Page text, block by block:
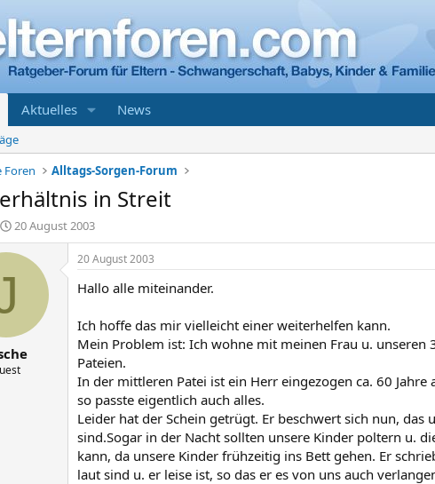
Aktuelles News
Foren
Alltags-Sorgen-Forum
in Streit
E
r
s
l
t
a
m
20 August 2003
20 August 2003
Hallo alle miteinander.
Ich hoffe das mir vielleicht einer weiterhelfen kann.
Mein Problem ist: Ich wohne mit meinen Frau u.
Pateien.
In der mittleren Patei ist ein Herr eingezogen ca. 60
so passte eigentlich auch alles.
Leider hat der Schein getrügt. Er beschwert sich nun,
sind.Sogar in der Nacht sollten unsere Kinder poltern u.
kann, da unsere Kinder frühzeitig ins Bett gehen. Er
laut sind u. er leise ist, so das er es von uns auch